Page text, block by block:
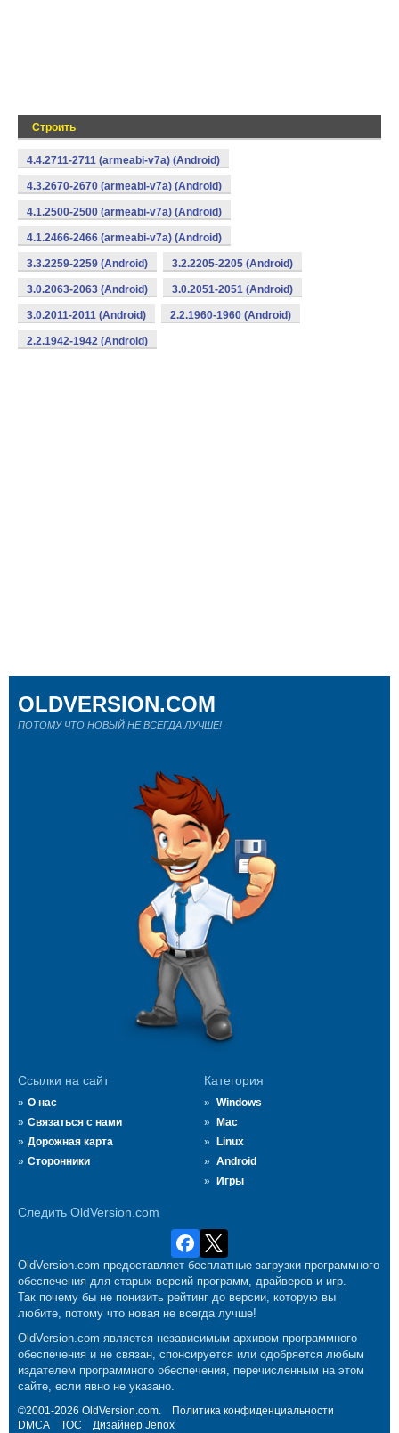
Строить
4.4.2711-2711 (armeabi-v7a) (Android)
4.3.2670-2670 (armeabi-v7a) (Android)
4.1.2500-2500 (armeabi-v7a) (Android)
4.1.2466-2466 (armeabi-v7a) (Android)
3.3.2259-2259 (Android) 3.2.2205-2205 (Android)
3.0.2063-2063 (Android) 3.0.2051-2051 (Android)
3.0.2011-2011 (Android) 2.2.1960-1960 (Android)
2.2.1942-1942 (Android)
Ссылки на сайт
О нас
Связаться с нами
Дорожная карта
Сторонники
Категория
Windows
Mac
Linux
Android
Игры
Следить OldVersion.com
OLDVERSION.COM
ПОТОМУ ЧТО НОВЫЙ НЕ ВСЕГДА ЛУЧШЕ!
OldVersion.com предоставляет бесплатные загрузки программного
обеспечения для старых версий программ, драйверов и игр.
Так почему бы не понизить рейтинг до версии, которую вы
любите, потому что новая не всегда лучше!
OldVersion.com является независимым архивом программного
обеспечения и не связан, спонсируется или одобряется любым
издателем программного обеспечения, перечисленным на этом
сайте, если явно не указано.
©2001-2026 OldVersion.com.
Политика конфиденциальности
DMCA
ТОС Дизайнер Jenox